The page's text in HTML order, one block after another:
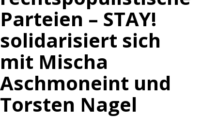
Parteien – STAY!
solidarisiert sich
mit Mischa
Aschmoneint und
Torsten Nagel